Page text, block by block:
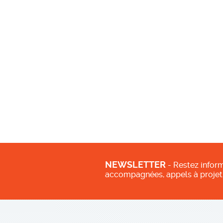
NEWSLETTER - Restez
accompagnées, appels à